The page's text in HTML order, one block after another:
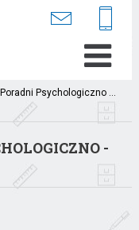
Psychologiczno ...
-